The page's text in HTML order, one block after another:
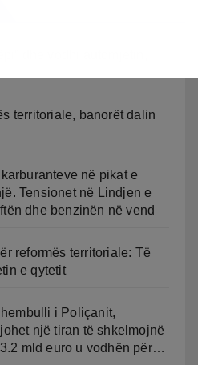
territoriale, banorët dalin
në pikat e
Tensionet në Lindjen e
dhe benzinën në vend
reformës territoriale: Të
e qytetit
i Poliçanit,
një tiran të shkelmojnë
mld euro u vodhën për…